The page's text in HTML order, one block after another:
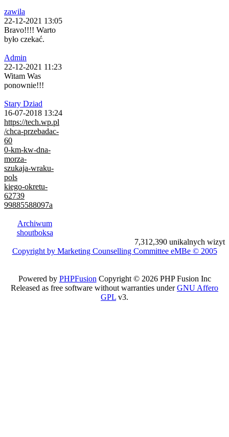
zawila
22-12-2021 13:05
Bravo!!!! Warto
było czekać.
Admin
22-12-2021 11:23
Witam Was
ponownie!!!
Stary Dziad
16-07-2018 13:24
https://tech.wp.pl
/chca-przebadac-
60
0-km-kw-dna-
morza-
szukaja-wraku-
pols
kiego-okretu-
62739
99885588097a
Archiwum
shoutboksa
7,312,390 unikalnych wizyt
Copyright by Marketing Counselling Committee eMBe © 2005
Powered by PHPFusion Copyright © 2026 PHP Fusion Inc
Released as free software without warranties underGNU Affero
GPL v3.